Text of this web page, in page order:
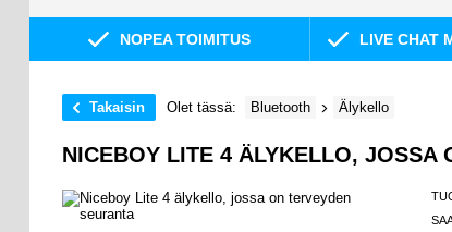
NOPEA TOIMITUS LIVE CHAT
Takaisin Olet tässä: Bluetooth Älykello
NICEBOY LITE 4 ÄLYKELLO, JOSSA